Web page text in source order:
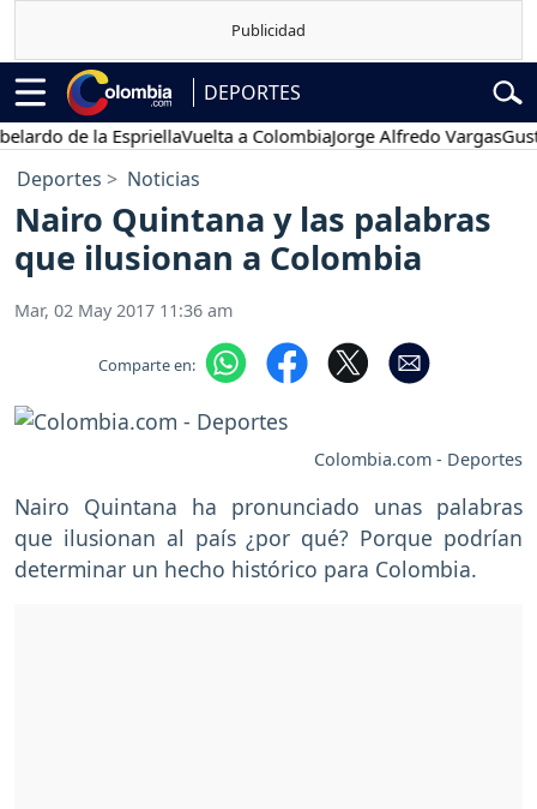
DEPORTES
de la EspriellaVuelta a ColombiaJorge Alfredo VargasGustavo
Deportes Noticias
Nairo Quintana y las palabras
que ilusionan a Colombia
Mar, 02 May 2017 11:36 am
Comparte en:
Colombia.com - Deportes
Nairo Quintana ha pronunciado unas palabras
que ilusionan al país ¿por qué? Porque podrían
determinar un hecho histórico para Colombia.